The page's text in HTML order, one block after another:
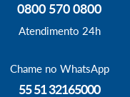
0800 570 0800
Atendimento 24h
Chame no WhatsApp
55 51 32165000